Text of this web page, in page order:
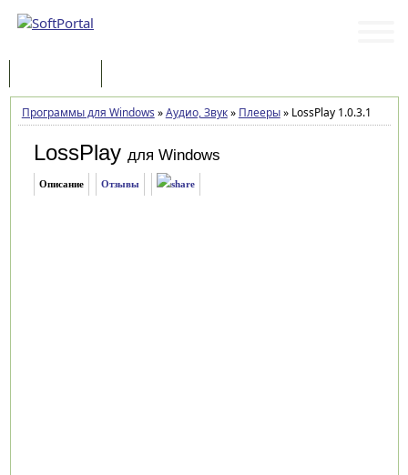
Программы для Windows »Аудио, Звук» Плееры»LossPlay 1.0.3.1
LossPlay для Windows
Описание Отзывы